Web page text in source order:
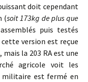
doit cependant
(soit 173kg de plus que
puis testés
version est reçue
mais la 203 RA est une
agricole voit les
militaire est fermé en